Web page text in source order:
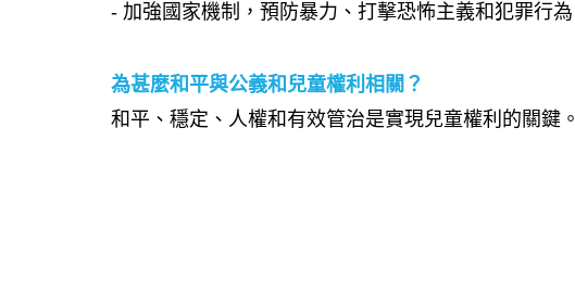
- 加強國家機制，預防暴力、打擊恐怖主義和犯罪行為
為甚麼和平與公義和兒童權利相關？
和平、穩定、人權和有效管治是實現兒童權利的關鍵。